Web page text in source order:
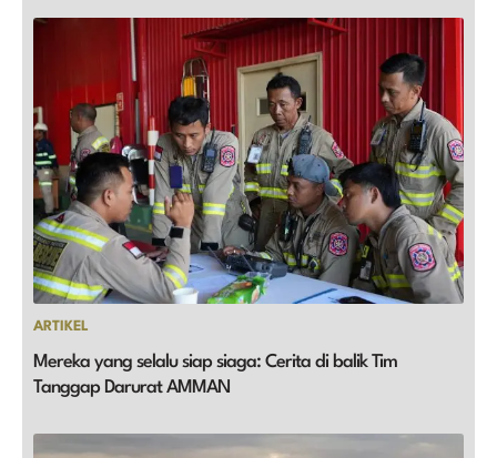
ARTIKEL
Mereka yang selalu siap siaga: Cerita di balik Tim
Tanggap Darurat AMMAN